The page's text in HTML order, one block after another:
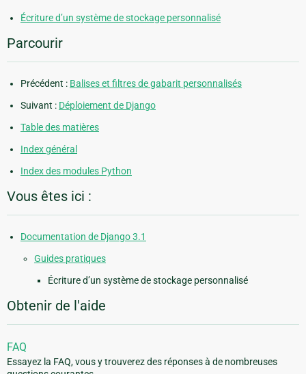
Écriture d’un système de stockage personnalisé
Parcourir
Précédent : Balises et filtres de gabarit personnalisés
Suivant : Déploiement de Django
Table des matières
Index général
Index des modules Python
Vous êtes ici :
Documentation de Django 3.1
Guides pratiques
Écriture d’un système de stockage personnalisé
Obtenir de l'aide
FAQ
Essayez la FAQ, vous y trouverez des réponses à de nombreuses